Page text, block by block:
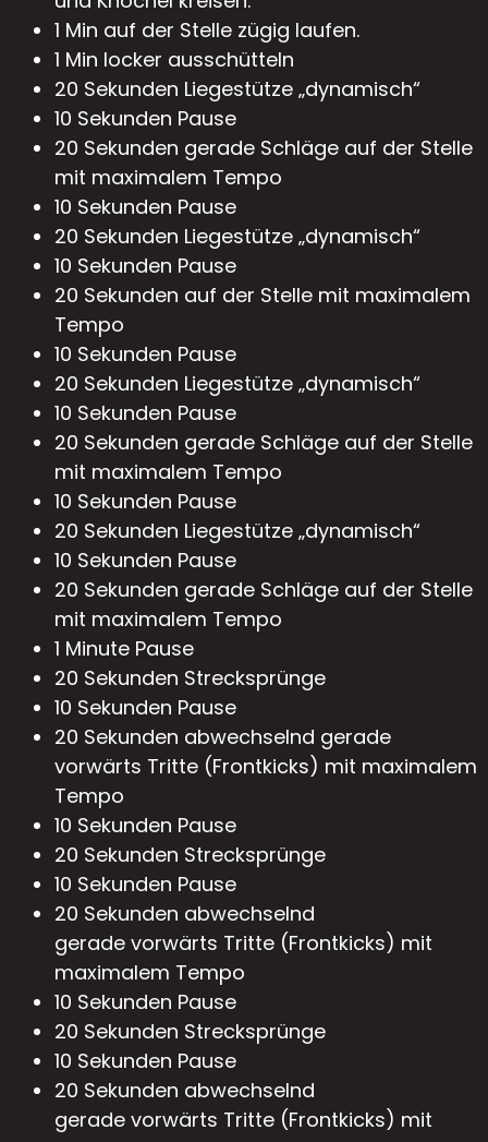
1 Min auf der Stelle zügig laufen.
1 Min locker ausschütteln
20 Sekunden Liegestütze „dynamisch“
10 Sekunden Pause
20 Sekunden gerade Schläge auf der Stelle
mit maximalem Tempo
10 Sekunden Pause
20 Sekunden Liegestütze „dynamisch“
10 Sekunden Pause
20 Sekunden auf der Stelle mit maximalem
Tempo
10 Sekunden Pause
20 Sekunden Liegestütze „dynamisch“
10 Sekunden Pause
20 Sekunden gerade Schläge auf der Stelle
mit maximalem Tempo
10 Sekunden Pause
20 Sekunden Liegestütze „dynamisch“
10 Sekunden Pause
20 Sekunden gerade Schläge auf der Stelle
mit maximalem Tempo
1 Minute Pause
20 Sekunden Strecksprünge
10 Sekunden Pause
20 Sekunden abwechselnd gerade
vorwärts Tritte (Frontkicks) mit maximalem
Tempo
10 Sekunden Pause
20 Sekunden Strecksprünge
10 Sekunden Pause
20 Sekunden abwechselnd
gerade vorwärts Tritte (Frontkicks) mit
maximalem Tempo
10 Sekunden Pause
20 Sekunden Strecksprünge
10 Sekunden Pause
20 Sekunden abwechselnd
gerade vorwärts Tritte (Frontkicks) mit